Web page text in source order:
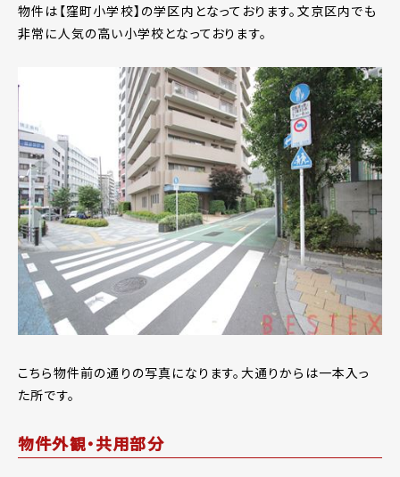
物件は【窪町小学校】の学区内となっております。文京区内でも
非常に人気の高い小学校となっております。
こちら物件前の通りの写真になります。大通りからは一本入っ
た所です。
物件外観・共用部分